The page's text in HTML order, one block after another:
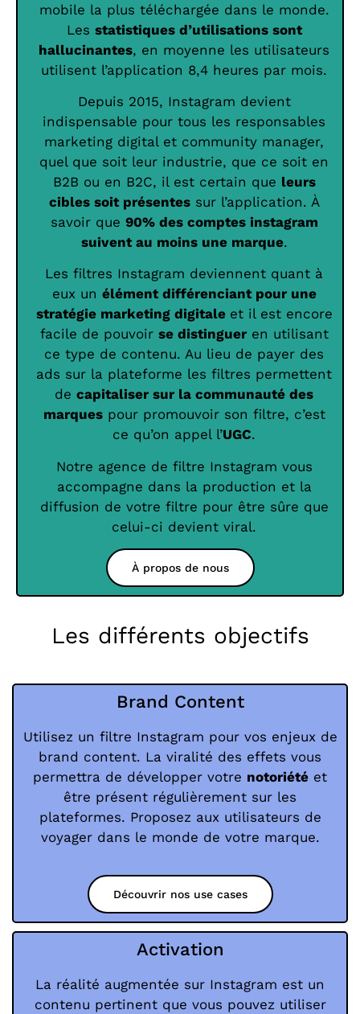
mobile la plus téléchargée dans le monde.
Les statistiques d’utilisations sont
hallucinantes, en moyenne les utilisateurs
utilisent l’application 8,4 heures par mois.
Depuis 2015, Instagram devient
indispensable pour tous les responsables
marketing digital et community manager,
quel que soit leur industrie, que ce soit en
B2B ou en B2C, il est certain que leurs
cibles soit présentessur l’application. À
savoir que 90% des comptes instagram
suivent au moins une marque.
Les filtres Instagram deviennent quant à
eux un élément différenciant pour une
stratégie marketing digitale et il est encore
facile de pouvoir se distingueren utilisant
ce type de contenu. Au lieu de payer des
ads sur la plateforme les filtres permettent
de capitaliser sur la communauté des
marquespour promouvoir son filtre, c’est
ce qu’on appel l’UGC.
Notre agence de filtre Instagram vous
accompagne dans la production et la
diffusion de votre filtre pour être sûre que
celui-ci devient viral.
À propos de nous
Les différents objectifs
Brand Content
Utilisez un filtre Instagram pour vos enjeux de
brand content. La viralité des effets vous
permettra de développer votre notoriété et
être présent régulièrement sur les
plateformes. Proposez aux utilisateurs de
voyager dans le monde de votre marque.
Découvrir nos use cases
Activation
La réalité augmentée sur Instagram est un
contenu pertinent que vous pouvez utiliser